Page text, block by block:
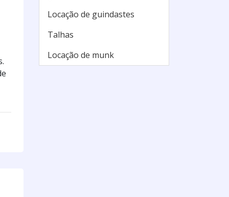
Locação de guindastes
Talhas
Locação de munk